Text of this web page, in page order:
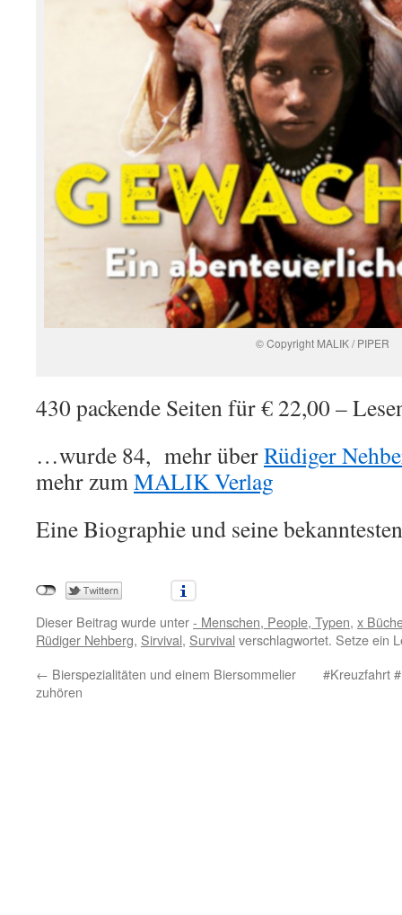
© Copyright MALIK / PIPER
430 packende Seiten für € 22,00 –
…wurde 84, mehr überRüdiger
mehr zumMALIK Verlag
Eine Biographie und seine
Dieser Beitrag wurde unter- Menschen, People, Typen, x
Rüdiger Nehberg, Sirvival, Survival verschlagwortet. Setze ein
← Bierspezialitäten und einem Biersommelier
zuhören
#Kreuzfahrt